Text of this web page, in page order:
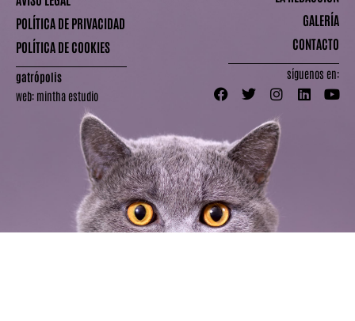
POLÍTICA DE PRIVACIDAD
POLÍTICA DE COOKIES
gatrópolis
web: mintha estudio
GALERÍA
CONTACTO
síguenos en: